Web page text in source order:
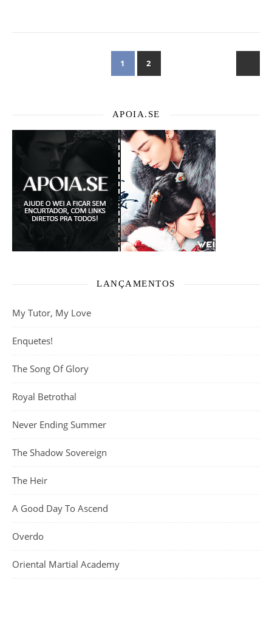
1 2
APOIA.SE
LANÇAMENTOS
My Tutor, My Love
Enquetes!
The Song Of Glory
Royal Betrothal
Never Ending Summer
The Shadow Sovereign
The Heir
A Good Day To Ascend
Overdo
Oriental Martial Academy